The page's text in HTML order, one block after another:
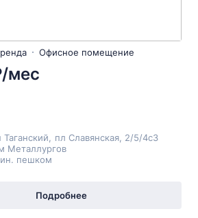
Офисное помещение
мес
Таганский пл Славянская , 2/5/4с3
Металлургов
пешком
Подробнее